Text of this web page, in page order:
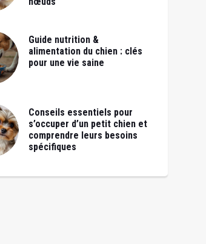
Guide nutrition &
alimentation du chien : clés
pour une vie saine
Conseils essentiels pour
s’occuper d’un petit chien et
comprendre leurs besoins
spécifiques